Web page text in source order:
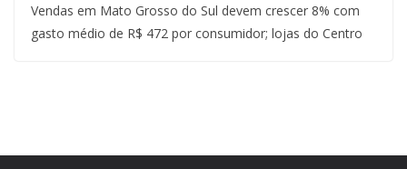
Vendas em Mato Grosso do Sul devem crescer 8% com
gasto médio de R$ 472 por consumidor; lojas do Centro